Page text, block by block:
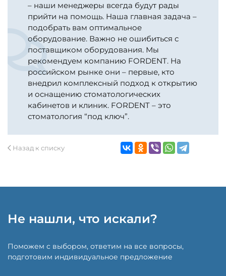
– наши менеджеры всегда будут рады
прийти на помощь. Наша главная задача –
подобрать вам оптимальное
оборудование. Важно не ошибиться с
поставщиком оборудования. Мы
рекомендуем компанию FORDENT. На
российском рынке они – первые, кто
внедрил комплексный подход к открытию
и оснащению стоматологических
кабинетов и клиник. FORDENT – это
стоматология “под ключ”.
Назад к списку
Не нашли, что искали?
Поможем с выбором, ответим на все вопросы,
подготовим индивидуальное предложение